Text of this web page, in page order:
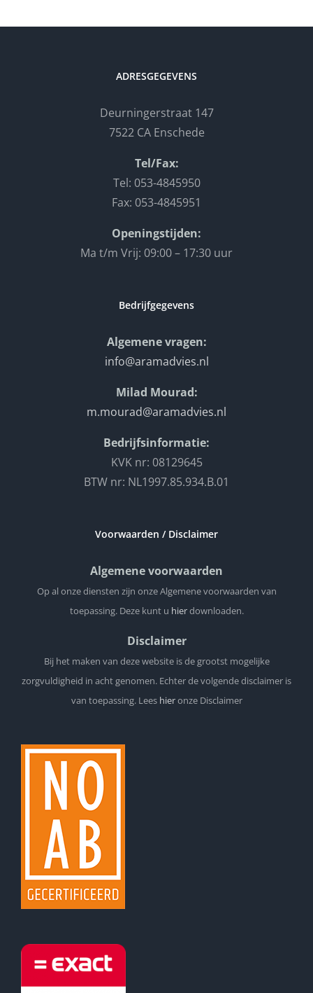
ADRESGEGEVENS
Deurningerstraat 147
7522 CA Enschede
Tel/Fax:
Tel: 053-4845950
Fax: 053-4845951
Openingstijden:
Ma t/m Vrij: 09:00 – 17:30 uur
Bedrijfgegevens
Algemene vragen:
info@aramadvies.nl
Milad Mourad:
m.mourad@aramadvies.nl
Bedrijfsinformatie:
KVK nr: 08129645
BTW nr: NL1997.85.934.B.01
Voorwaarden / Disclaimer
Algemene voorwaarden
Op al onze diensten zijn onze Algemene voorwaarden van
toepassing. Deze kunt u hierdownloaden.
Disclaimer
Bij het maken van deze website is de grootst mogelijke
zorgvuldigheid in acht genomen. Echter de volgende disclaimer is
van toepassing. Lees hieronze Disclaimer